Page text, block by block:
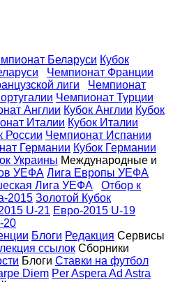
Беларуси Кубок
Чемпионат Франции
лиги
Чемпионат
Чемпионат Турции
Англии Кубок Англии Кубок
Италии Кубок Италии
России Чемпионат Испании
Германии Кубок Германии
Украины Международные и
УЕФА Лига Eвропы УЕФА
Лига УЕФА
Отбор к
2015 Золотой Кубок
U-21 Евро-2015 U-19
20
Блоги Редакция Сервисы
ссылок Сборники
Блоги Ставки на футбол
Diem Per Aspera Ad Astra